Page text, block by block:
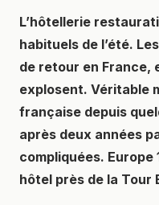
L’hôtellerie
habituels de l’été.
de retour en France,
explosent. Véritable
française depuis
après deux années
compliquées. Europe
hôtel près de la Tour